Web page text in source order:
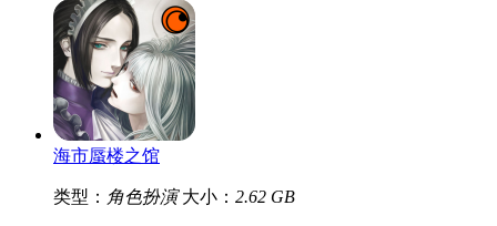
海市蜃楼之馆
类型： 角色扮演 大小： 2.62 GB